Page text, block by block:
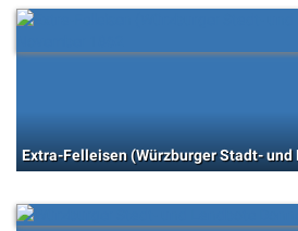
Extra-Felleisen (Würzburger Stadt- und